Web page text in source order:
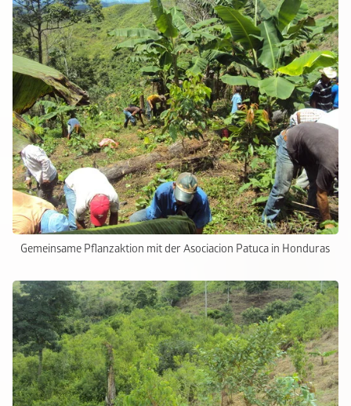
Gemeinsame Pflanzaktion mit der Asociacion Patuca in Honduras